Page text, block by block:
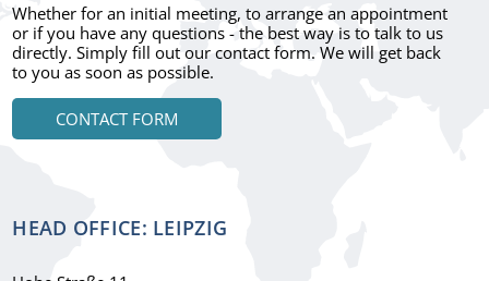
Whether for an initial meeting, to arrange an appointment
or if you have any questions - the best way is to talk to us
directly. Simply fill out our contact form. We will get back
to you as soon as possible.
CONTACT FORM
HEAD OFFICE: LEIPZIG